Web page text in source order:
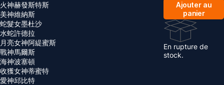
火神赫發斯特斯
美神維納斯
蛇髮女墨杜沙
水蛇許德拉
月亮女神阿緹蜜斯
戰神馬爾斯
海神波塞頓
收獲女神蒂蜜特
愛神邱比特
Ajouter au
panier
En rupture de
stock.